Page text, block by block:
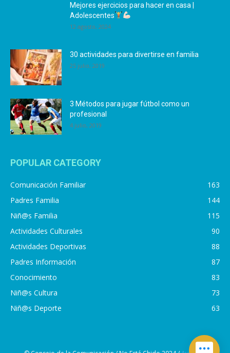
Mejores ejercicios para hacer en casa |
Adolescentes
12 agosto, 2024
30 actividades para divertirse en familia
25 julio, 2019
3 Métodos para jugar fútbol como un
profesional
4 julio, 2019
POPULAR CATEGORY
Comunicación Familiar
163
Padres Familia
144
Niñ@s Familia
115
Actividades Culturales
90
Actividades Deportivas
88
Padres Información
87
Conocimiento
83
Niñ@s Cultura
73
Niñ@s Deporte
63